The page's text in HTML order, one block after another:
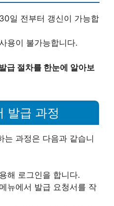
일 전부터 갱신이 가능합
용이 불가능합니다.
급 절차를 한눈에 알아보
발급 과정
는 과정은 다음과 같습니
해 로그인을 합니다.
뉴에서 발급 요청서를 작